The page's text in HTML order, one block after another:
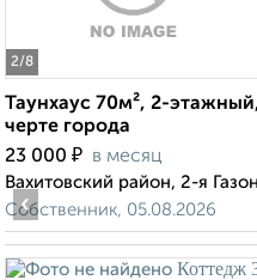
2/8
Таунхаус 70м², 2-
черте города
23 000 ₽ в месяц
Вахитовский район, 2-я
Собственник, 05.08.2026
‹